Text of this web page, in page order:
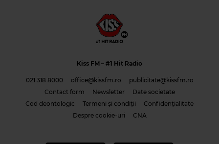
Kiss FM – #1 Hit Radio
021 318 8000 office@kissfm.ro
publicitate@kissfm.ro
Contact form
Newsletter
Date societate
Cod deontologic
Termeni și condiții
Confidențialitate
Despre cookie-uri
CNA